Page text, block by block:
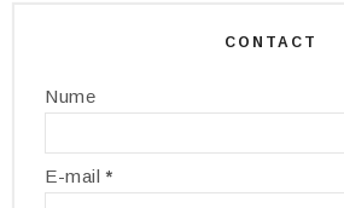
CONTACT
Nume
E-mail*